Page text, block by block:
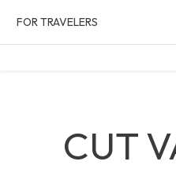
FOR TRAVELERS
CUT